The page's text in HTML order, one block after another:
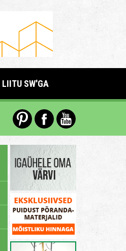
LIITU SW'GA